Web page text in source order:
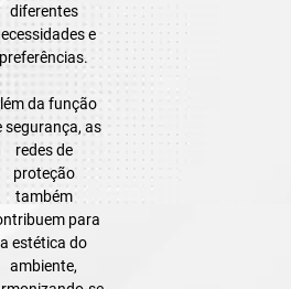
diferentes
e
preferências.
da função
segurança, as
redes de
proteção
também
para
a estética do
ambiente,